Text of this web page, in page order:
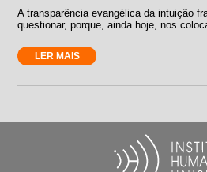
A transparência evangélica da intuição
questionar, porque, ainda hoje, nos
LER MAIS